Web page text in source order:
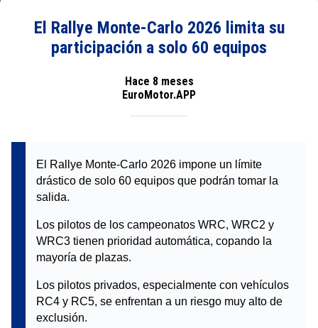
El Rallye Monte-Carlo 2026 limita su
participación a solo 60 equipos
Hace 8 meses
EuroMotor.APP
El Rallye Monte-Carlo 2026 impone un límite
drástico de solo 60 equipos que podrán tomar la
salida.
Los pilotos de los campeonatos WRC, WRC2 y
WRC3 tienen prioridad automática, copando la
mayoría de plazas.
Los pilotos privados, especialmente con vehículos
RC4 y RC5, se enfrentan a un riesgo muy alto de
exclusión.